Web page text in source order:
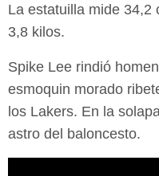
La estatuilla mide 34,2
3,8 kilos.
Spike Lee rindió
esmoquin morado
los Lakers. En la
astro del baloncesto.